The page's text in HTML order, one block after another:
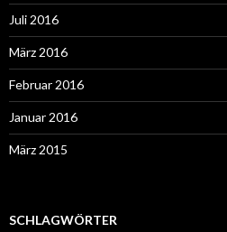
Juli 2016
März 2016
Februar 2016
Januar 2016
März 2015
SCHLAGWÖRTER